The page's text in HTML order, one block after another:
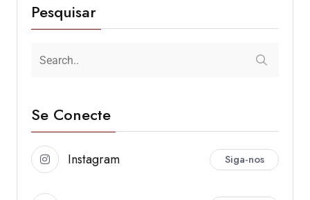
Pesquisar
Se Conecte
Instagram Siga-nos